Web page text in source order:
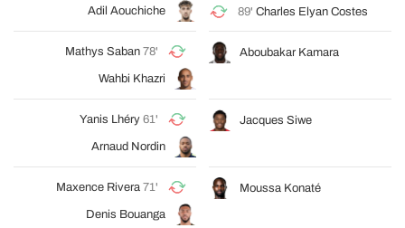
Adil Aouchiche 89' Charles Elyan Costes
Mathys Saban 78'
Wahbi Khazri
Aboubakar Kamara
Yanis Lhéry 61'
Arnaud Nordin
Jacques Siwe
Maxence Rivera 71'
Denis Bouanga
Moussa Konaté